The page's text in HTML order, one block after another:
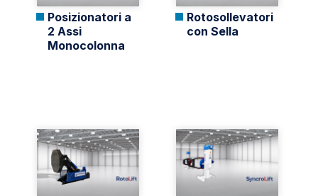
Posizionatori a
2 Assi
Monocolonna
Rotosollevatori
con Sella